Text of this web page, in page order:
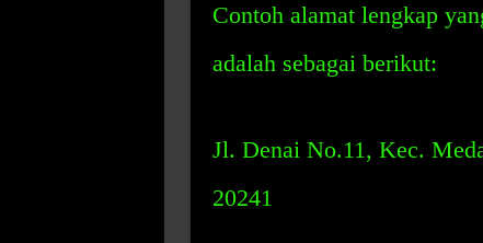
Contoh alamat lengkap
adalah sebagai berikut:
Jl. Denai No.11, Kec.
20241